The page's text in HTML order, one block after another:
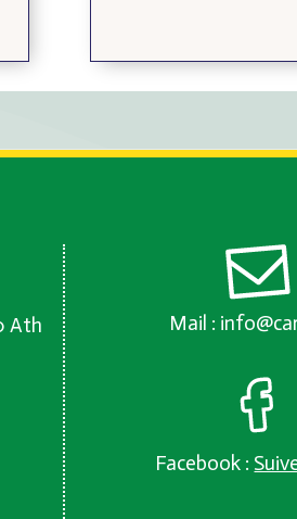
Ath Mail :
Facebook :